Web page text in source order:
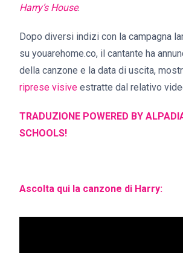
Harry’s House.
Dopo diversi indizi con la campagna
su youarehome.co, il cantante ha
della canzone e la data di uscita,
riprese visive estratte dal relativo
TRADUZIONE POWERED BY
SCHOOLS!
Ascolta qui la canzone di Harry: